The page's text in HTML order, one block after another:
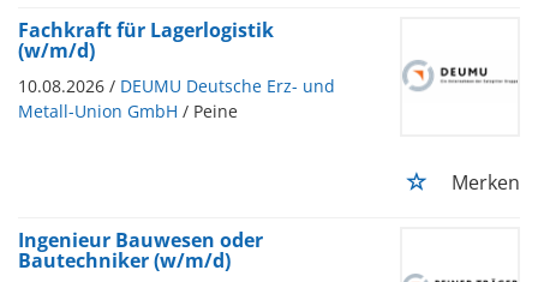
Fachkraft für Lagerlogistik
(w/m/d)
10.08.2026 / DEUMU Deutsche Erz- und
Metall-Union GmbH / Peine
Merken
Ingenieur Bauwesen oder
Bautechniker (w/m/d)